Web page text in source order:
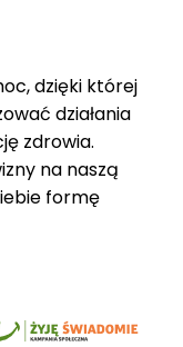
dzięki której
działania
zdrowia.
na naszą
formę